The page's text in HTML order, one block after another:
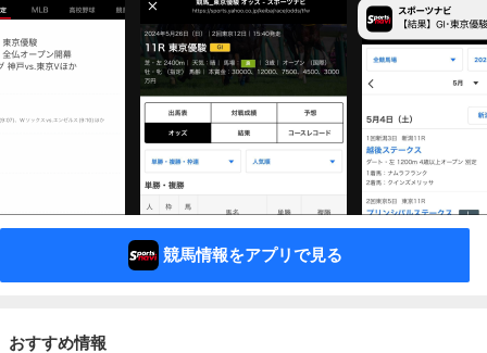
競馬情報をアプリで見る
おすすめ情報